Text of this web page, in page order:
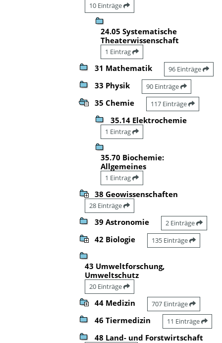
10 Einträge
24.05 Systematische
Theaterwissenschaft
1 Eintrag
31 Mathematik 96 Einträge
33 Physik 90 Einträge
35 Chemie 117 Einträge
35.14 Elektrochemie
1 Eintrag
35.70 Biochemie:
Allgemeines
1 Eintrag
38 Geowissenschaften
28 Einträge
39 Astronomie 2 Einträge
42 Biologie 135 Einträge
43 Umweltforschung,
Umweltschutz
20 Einträge
44 Medizin 707 Einträge
46 Tiermedizin 11 Einträge
48 Land- und Forstwirtschaft